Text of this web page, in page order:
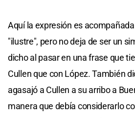
Aquí la expresión es
"ilustre", pero no deja de ser un
dicho al pasar en una frase que
Cullen que con López. También
agasajó a Cullen a su arribo a
manera que debía considerarlo